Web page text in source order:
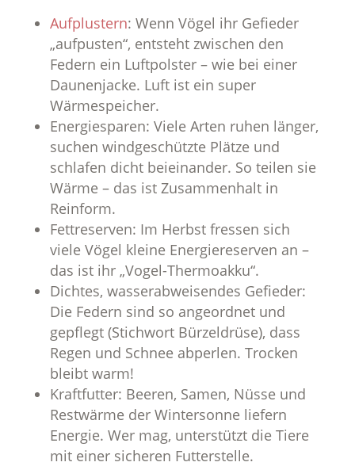
Aufplustern: Wenn Vögel ihr Gefieder
„aufpusten“, entsteht zwischen den
Federn ein Luftpolster – wie bei einer
Daunenjacke. Luft ist ein super
Wärmespeicher.
Energiesparen: Viele Arten ruhen länger,
suchen windgeschützte Plätze und
schlafen dicht beieinander. So teilen sie
Wärme – das ist Zusammenhalt in
Reinform.
Fettreserven: Im Herbst fressen sich
viele Vögel kleine Energiereserven an –
das ist ihr „Vogel-Thermoakku“.
Dichtes, wasserabweisendes Gefieder:
Die Federn sind so angeordnet und
gepflegt (Stichwort Bürzeldrüse), dass
Regen und Schnee abperlen. Trocken
bleibt warm!
Kraftfutter: Beeren, Samen, Nüsse und
Restwärme der Wintersonne liefern
Energie. Wer mag, unterstützt die Tiere
mit einer sicheren Futterstelle.